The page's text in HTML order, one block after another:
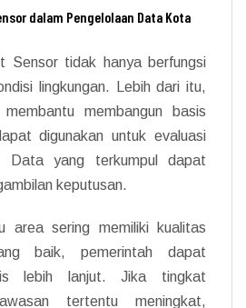
dalam Pengelolaan Data Kota
Sensor tidak hanya berfungsi
lingkungan. Lebih dari itu,
membangun basis
digunakan untuk evaluasi
Data yang terkumpul dapat
keputusan.
area sering memiliki kualitas
baik, pemerintah dapat
lebih lanjut. Jika tingkat
tertentu meningkat,